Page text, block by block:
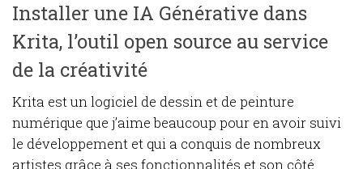
Installer une IA Générative dans
Krita, l’outil open source au service
de la créativité
Krita est un logiciel de dessin et de peinture
numérique que j’aime beaucoup pour en avoir suivi
le développement et qui a conquis de nombreux
artistes grâce à ses fonctionnalités et son côté